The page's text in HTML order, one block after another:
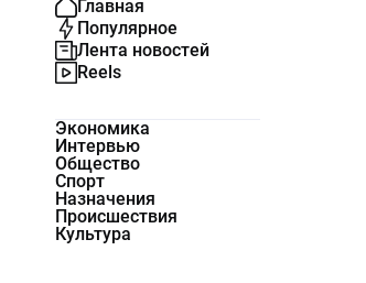
Главная
Популярное
Лента новостей
Reels
Экономика
Интервью
Общество
Спорт
Назначения
Происшествия
Культура